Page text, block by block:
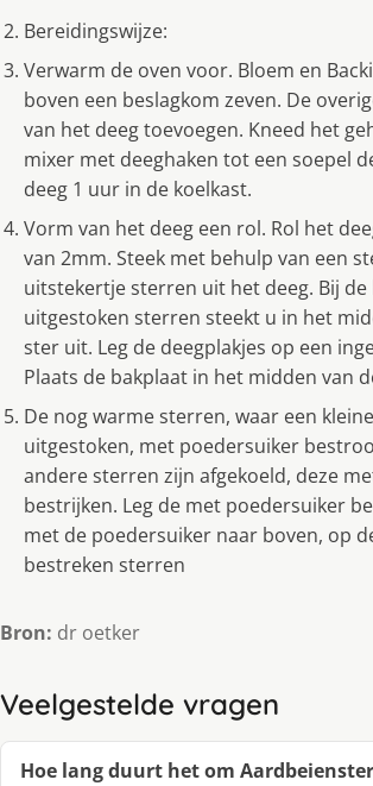
Bereidingswijze:
Verwarm de oven voor. Bloem en
boven een beslagkom zeven. De
van het deeg toevoegen. Kneed het
mixer met deeghaken tot een soepel
deeg 1 uur in de koelkast.
Vorm van het deeg een rol. Rol het
van 2mm. Steek met behulp van een
uitstekertje sterren uit het deeg. Bij de
uitgestoken sterren steekt u in het
ster uit. Leg de deegplakjes op een
Plaats de bakplaat in het midden van
De nog warme sterren, waar een
uitgestoken, met poedersuiker
andere sterren zijn afgekoeld, deze
bestrijken. Leg de met poedersuiker
met de poedersuiker naar boven, op
bestreken sterren
Bron: dr oetker
Veelgestelde vragen
Hoe lang duurt het om